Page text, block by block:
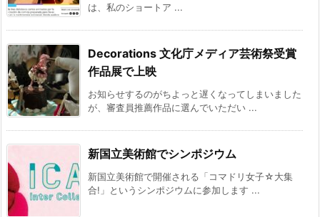
は、私のショートア ...
Decorations 文化庁メディア芸術祭受賞
作品展で上映
お知らせするのがちよっと遅くなってしまいました
が、審査員推薦作品に選んでいただい ...
新国立美術館でシンポジウム
新国立美術館で開催される「コマドリ女子☆大集
合!」というシンポジウムに参加します ...